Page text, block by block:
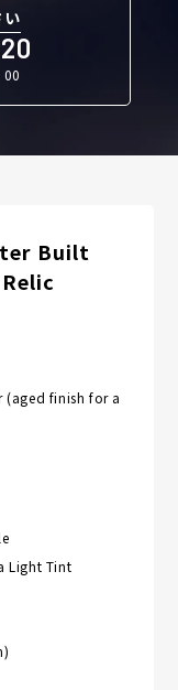
い
00
Built
(aged finish for a
Light Tint